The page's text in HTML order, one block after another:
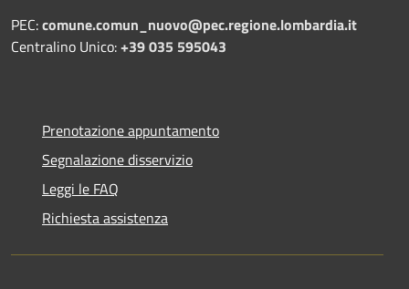
PEC:comune.comun_nuovo@pec.regione.lombardia.it
Centralino Unico:+39 035 595043
Prenotazione appuntamento
Segnalazione disservizio
Leggi le FAQ
Richiesta assistenza